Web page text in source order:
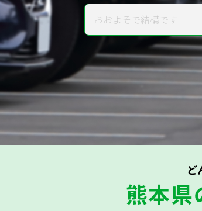
張か、高い方の査定を提案。
高価買取!
年式 おおよそで結構です
ど
熊本県